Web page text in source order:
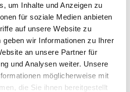
um Inhalte und Anzeigen zu
für soziale Medien anbieten
auf unsere Website zu
geben wir Informationen zu Ihrer
an unsere Partner für
und Analysen weiter. Unsere
möglicherweise mit
die Sie ihnen bereitgestellt